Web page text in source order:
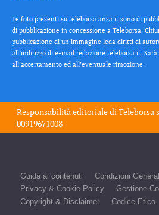
Le foto presenti su teleborsa.ansa.it sono di
di pubblicazione in concessione a Teleborsa.
pubblicazione di un’immagine leda diritti di
all’indirizzo di e-mail redazione teleborsa.it.
all’accertamento ed all’eventuale rimozione.
Responsabilità editoriale diTeleborsa
00919671008
Guida ai contenuti Condizioni
Privacy & Cookie Policy
Gestione
Copyright & Disclaimer
Codice Etico